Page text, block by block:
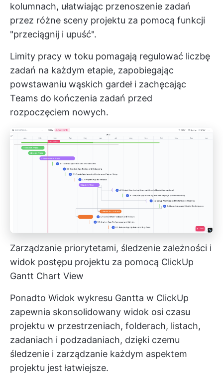
kolumnach, ułatwiając przenoszenie zadań
przez różne sceny projektu za pomocą funkcji
"przeciągnij i upuść".
Limity pracy w toku pomagają regulować liczbę
zadań na każdym etapie, zapobiegając
powstawaniu wąskich gardeł i zachęcając
Teams do kończenia zadań przed
rozpoczęciem nowych.
Zarządzanie priorytetami, śledzenie zależności i
widok postępu projektu za pomocą ClickUp
Gantt Chart View
Ponadto Widok wykresu Gantta w ClickUp
zapewnia skonsolidowany widok osi czasu
projektu w przestrzeniach, folderach, listach,
zadaniach i podzadaniach, dzięki czemu
śledzenie i zarządzanie każdym aspektem
projektu jest łatwiejsze.